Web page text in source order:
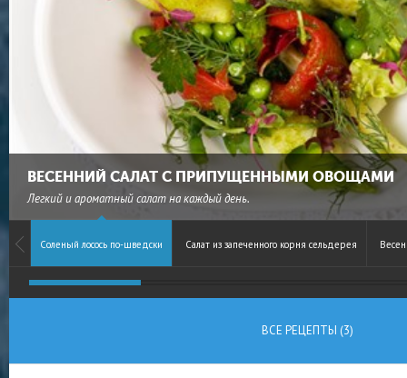
ВЕСЕННИЙ САЛАТ С ПРИПУЩЕННЫМИ ОВОЩАМИ
Легкий и ароматный салат на каждый день.
Соленый лосось по-шведски Салат из запеченного корня сельдерея
ВСЕ РЕЦЕПТЫ (3)